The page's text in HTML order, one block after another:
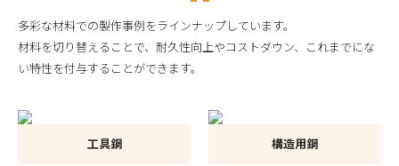
多彩な材料での製作事例をラインナップしています。
材料を切り替えることで、耐久性向上やコストダウン、これまでにな
い特性を付与することができます。
工具鋼 構造用鋼